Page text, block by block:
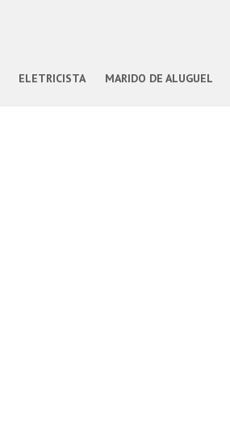
ELETRICISTA MARIDO DE ALUGUEL